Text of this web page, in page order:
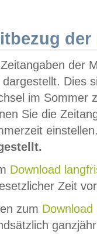
der
der
dargestellt. Dies
im Sommer
Sie die
Download
Zeit
zum Download